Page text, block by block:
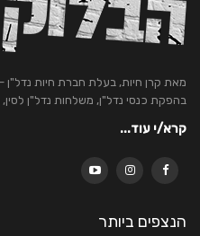
מאת קרן חיות, בעלת חברת חיות נדל"ן
בהפקת כנסי נדל"ן, משלחות נדל"ן לסין,
קרא/י עוד...
הנצפים ביותר